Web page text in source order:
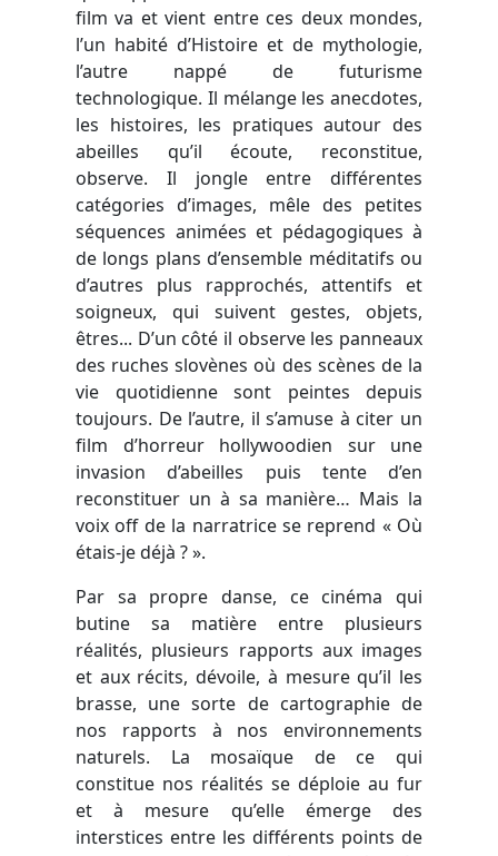
film va et vient entre ces deux mondes,
l’un habité d’Histoire et de mythologie,
l’autre nappé de futurisme
technologique. Il mélange les anecdotes,
les histoires, les pratiques autour des
abeilles qu’il écoute, reconstitue,
observe. Il jongle entre différentes
catégories d’images, mêle des petites
séquences animées et pédagogiques à
de longs plans d’ensemble méditatifs ou
d’autres plus rapprochés, attentifs et
soigneux, qui suivent gestes, objets,
êtres... D’un côté il observe les panneaux
des ruches slovènes où des scènes de la
vie quotidienne sont peintes depuis
toujours. De l’autre, il s’amuse à citer un
film d’horreur hollywoodien sur une
invasion d’abeilles puis tente d’en
reconstituer un à sa manière… Mais la
voix off de la narratrice se reprend « Où
étais-je déjà ? ».
Par sa propre danse, ce cinéma qui
butine sa matière entre plusieurs
réalités, plusieurs rapports aux images
et aux récits, dévoile, à mesure qu’il les
brasse, une sorte de cartographie de
nos rapports à nos environnements
naturels. La mosaïque de ce qui
constitue nos réalités se déploie au fur
et à mesure qu’elle émerge des
interstices entre les différents points de